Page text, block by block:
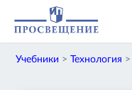
Учебники > Технология >